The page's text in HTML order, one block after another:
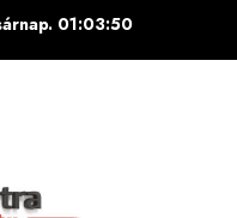
01:03:51